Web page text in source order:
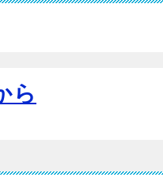
ら